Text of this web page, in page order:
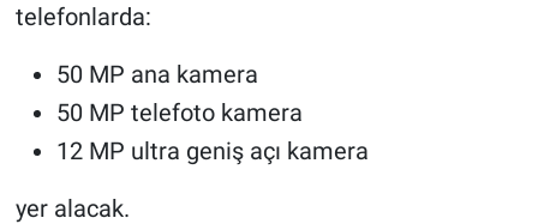
telefonlarda:
50 MP ana kamera
50 MP telefoto kamera
12 MP ultra geniş açı kamera
yer alacak.